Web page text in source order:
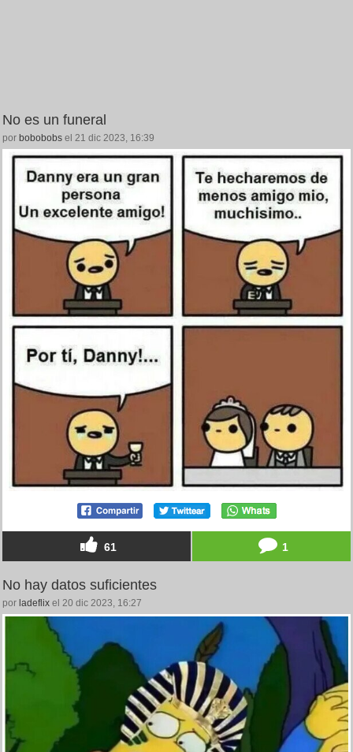
No es un funeral
por bobobobs el 21 dic 2023, 16:39
61 1
No hay datos suficientes
por ladeflix el 20 dic 2023, 16:27